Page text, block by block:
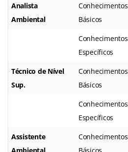
Analista
Ambiental
Conhecimentos
Básicos
Conhecimentos
Específicos
Técnico de Nível
Sup.
Conhecimentos
Básicos
Conhecimentos
Específicos
Assistente
Ambiental
Conhecimentos
Básicos